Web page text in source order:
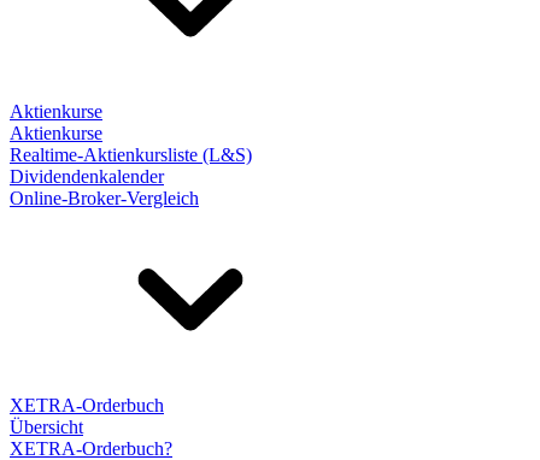
Aktienkurse
Aktienkurse
Realtime-Aktienkursliste (L&S)
Dividendenkalender
Online-Broker-Vergleich
XETRA-Orderbuch
Übersicht
XETRA-Orderbuch?